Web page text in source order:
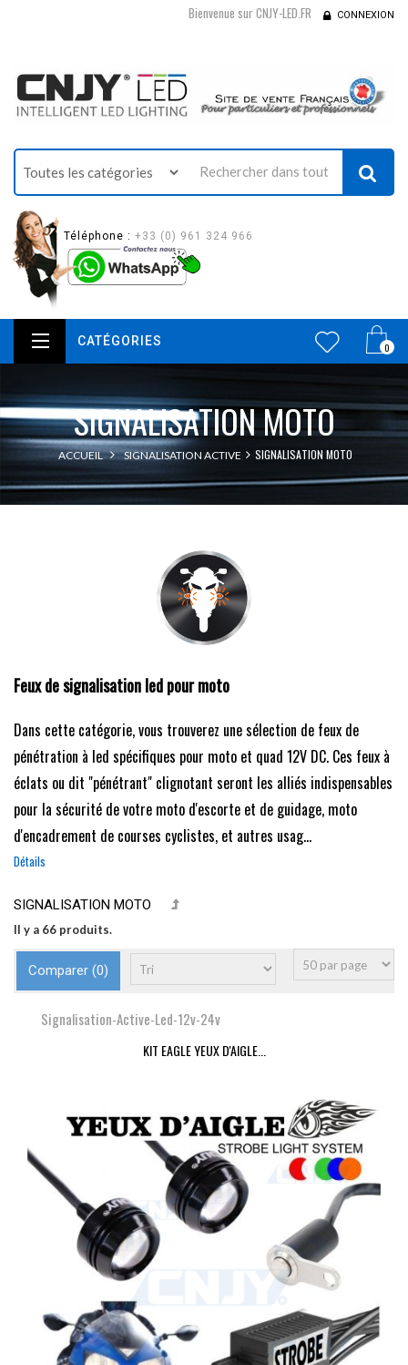
Bienvenue sur CNJY-LED.FR CONNEXION
Téléphone : +33 (0) 961 324 966
0
CATÉGORIES
SIGNALISATION MOTO
ACCUEIL SIGNALISATION ACTIVE SIGNALISATION MOTO
Feux de signalisation led pour moto
Dans cette catégorie, vous trouverez une sélection de feux de
pénétration à led spécifiques pour moto et quad 12V DC. Ces feux à
éclats ou dit "pénétrant" clignotant seront les alliés indispensables
pour la sécurité de votre moto d'escorte et de guidage, moto
d'encadrement de courses cyclistes, et autres usag...
Détails
SIGNALISATION MOTO
Il y a 66 produits.
Comparer (0)
Signalisation-Active-Led-12v-24v
KIT EAGLE YEUX D'AIGLE...